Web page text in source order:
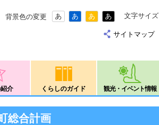
背景色の変更 あ あ あ あ 文字サイズ
サイトマップ
介 くらしのガイド 観光・イベント情報
総合計画